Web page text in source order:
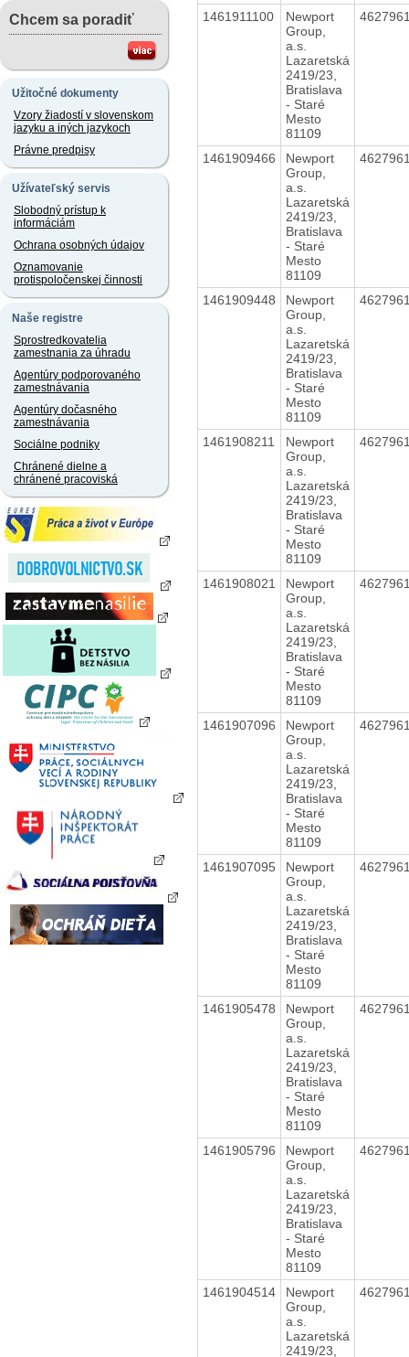
Chcem sa poradiť
Užitočné dokumenty
Vzory žiadostí v slovenskom
jazyku a iných jazykoch
Právne predpisy
Užívateľský servis
Slobodný prístup k
informáciám
Ochrana osobných údajov
Oznamovanie
protispoločenskej činnosti
Naše registre
Sprostredkovatelia
zamestnania za úhradu
Agentúry podporovaného
zamestnávania
Agentúry dočasného
zamestnávania
Sociálne podniky
Chránené dielne a
chránené pracoviská
1461911100
Newport
Group,
a.s.
Lazaretská
2419/23,
Bratislava
- Staré
Mesto
81109
1461909466
Newport
Group,
a.s.
Lazaretská
2419/23,
Bratislava
- Staré
Mesto
81109
1461909448
Newport
Group,
a.s.
Lazaretská
2419/23,
Bratislava
- Staré
Mesto
81109
1461908211
Newport
Group,
a.s.
Lazaretská
2419/23,
Bratislava
- Staré
Mesto
81109
1461908021
Newport
Group,
a.s.
Lazaretská
2419/23,
Bratislava
- Staré
Mesto
81109
1461907096
Newport
Group,
a.s.
Lazaretská
2419/23,
Bratislava
- Staré
Mesto
81109
1461907095
Newport
Group,
a.s.
Lazaretská
2419/23,
Bratislava
- Staré
Mesto
81109
1461905478
Newport
Group,
a.s.
Lazaretská
2419/23,
Bratislava
- Staré
Mesto
81109
1461905796
Newport
Group,
a.s.
Lazaretská
2419/23,
Bratislava
- Staré
Mesto
81109
1461904514
Newport
Group,
a.s.
Lazaretská
2419/23,